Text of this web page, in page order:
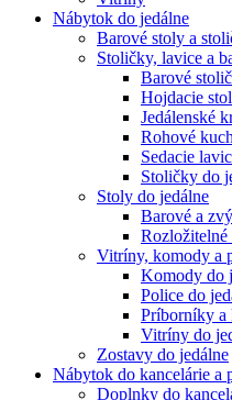
Nábytok do jedálne
Barové stoly a
Stoličky, lavice a
Barové
Hojdacie
Jedálenské
Rohové
Sedacie
Stoličky do
Stoly do jedálne
Barové a
Rozložitelné
Vitríny, komody a
Komody do
Police do
Príborníky a
Vitríny do
Zostavy do jedálne
Nábytok do kancelárie a
Doplnky do